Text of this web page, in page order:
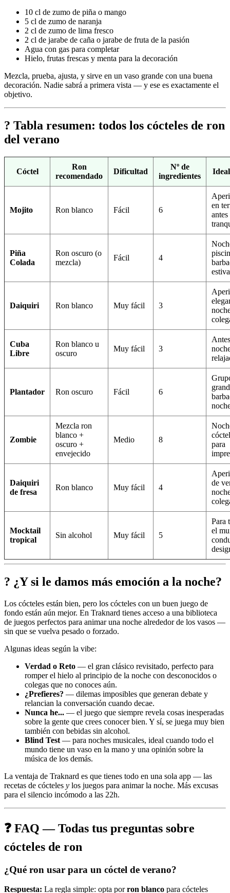
10 cl de zumo de piña o mango
5 cl de zumo de naranja
2 cl de zumo de lima fresco
2 cl de jarabe de caña o jarabe de fruta de la pasión
Agua con gas para completar
Hielo, frutas frescas y menta para la decoración
Mezcla, prueba, ajusta, y sirve en un vaso grande con una buena
decoración. Nadie sabrá a primera vista — y ese es exactamente el
objetivo.
? Tabla resumen: todos los cócteles de ron
del verano
Cóctel
Ron
recomendado
Dificultad
Nº de
ingredientes
Mojito Ron blanco Fácil 6
en
antes
Piña
Colada
Ron oscuro (o
mezcla)
Fácil 4
Daiquiri Ron blanco Muy fácil 3
Cuba
Libre
Ron blanco u
oscuro
Muy fácil 3
Plantador Ron oscuro Fácil 6
Zombie
Mezcla ron
blanco +
oscuro +
envejecido
Medio 8
para
Daiquiri
de fresa
Ron blanco Muy fácil 4
de
Mocktail
tropical
Sin alcohol Muy fácil 5
Para
el
? ¿Y si le damos más emoción a la noche?
Los cócteles están bien, pero los cócteles con un buen juego de
fondo están aún mejor. En Traknard tienes acceso a una biblioteca
de juegos perfectos para animar una noche alrededor de los vasos —
sin que se vuelva pesado o forzado.
Algunas ideas según la vibe:
Verdad o Reto — el gran clásico revisitado, perfecto para
romper el hielo al principio de la noche con desconocidos o
colegas que no conoces aún.
¿Prefieres? — dilemas imposibles que generan debate y
relancian la conversación cuando decae.
Nunca he... — el juego que siempre revela cosas inesperadas
sobre la gente que crees conocer bien. Y sí, se juega muy bien
también con bebidas sin alcohol.
Blind Test — para noches musicales, ideal cuando todo el
mundo tiene un vaso en la mano y una opinión sobre la
música de los demás.
La ventaja de Traknard es que tienes todo en una sola app — las
recetas de cócteles y los juegos para animar la noche. Más excusas
para el silencio incómodo a las 22h.
❓ FAQ — Todas tus preguntas sobre
cócteles de ron
¿Qué ron usar para un cóctel de verano?
Respuesta: La regla simple: opta porron blanco para cócteles